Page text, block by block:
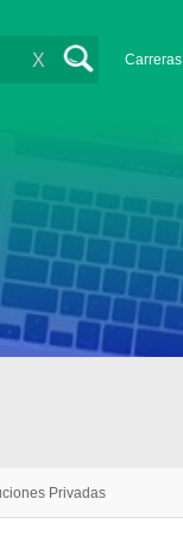
Carreras
X
Privadas